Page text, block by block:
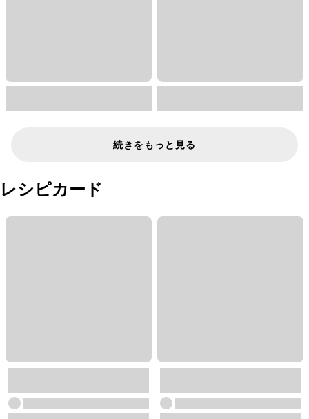
続きをもっと見る
レシピカード